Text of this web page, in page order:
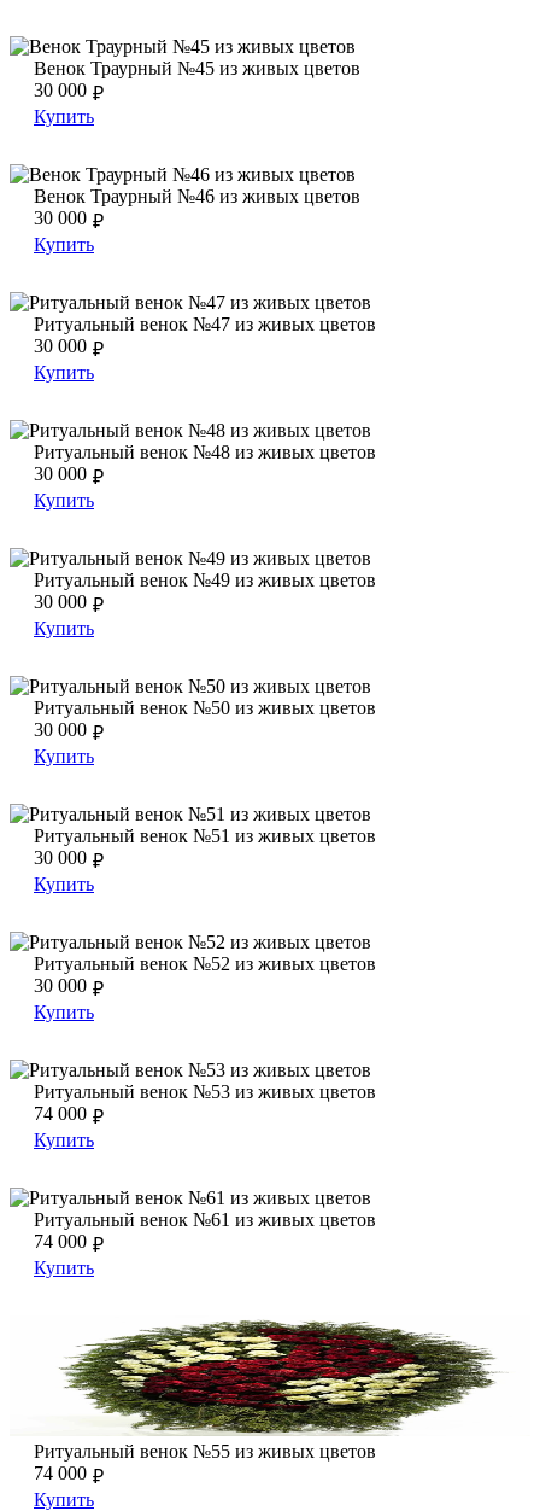
Венок Траурный №45 из живых цветов
Венок Траурный №45 из живых цветов
Венок Траурный №45 из живых цветов
₽
30 000
Купить
Венок Траурный №46 из живых цветов
Венок Траурный №46 из живых цветов
Венок Траурный №46 из живых цветов
₽
30 000
Купить
Ритуальный венок №47 из живых цветов
Ритуальный венок №47 из живых цветов
Ритуальный венок №47 из живых цветов
₽
30 000
Купить
Ритуальный венок №48 из живых цветов
Ритуальный венок №48 из живых цветов
Ритуальный венок №48 из живых цветов
₽
30 000
Купить
Ритуальный венок №49 из живых цветов
Ритуальный венок №49 из живых цветов
Ритуальный венок №49 из живых цветов
₽
30 000
Купить
Ритуальный венок №50 из живых цветов
Ритуальный венок №50 из живых цветов
Ритуальный венок №50 из живых цветов
₽
30 000
Купить
Ритуальный венок №51 из живых цветов
Ритуальный венок №51 из живых цветов
Ритуальный венок №51 из живых цветов
₽
30 000
Купить
Ритуальный венок №52 из живых цветов
Ритуальный венок №52 из живых цветов
Ритуальный венок №52 из живых цветов
₽
30 000
Купить
Ритуальный венок №53 из живых цветов
Ритуальный венок №53 из живых цветов
Ритуальный венок №53 из живых цветов
₽
74 000
Купить
Ритуальный венок №61 из живых цветов
Ритуальный венок №61 из живых цветов
Ритуальный венок №61 из живых цветов
₽
74 000
Купить
Ритуальный венок №55 из живых цветов
Ритуальный венок №55 из живых цветов
Ритуальный венок №55 из живых цветов
₽
74 000
Купить